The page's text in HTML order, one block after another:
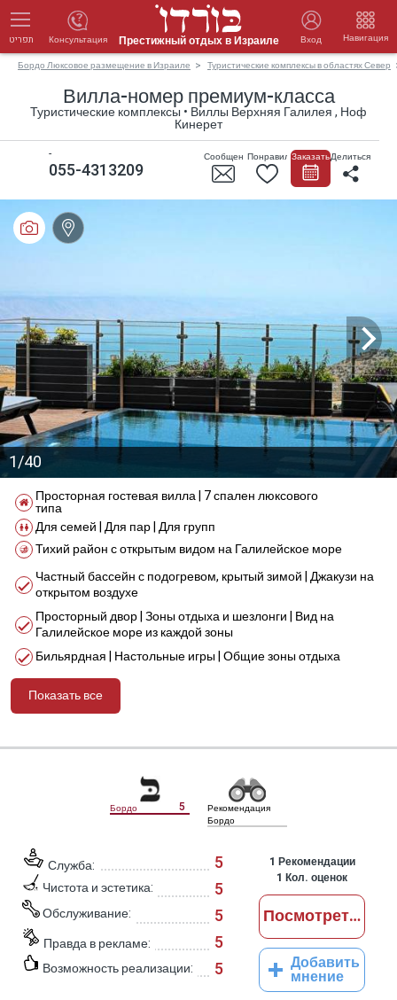
תפריט Престижный отдых в Израиле Вход Навигация
Консультация
Бордо Люксовое размещение в Израиле Туристические комплексы в областях Север
Вилла-номер премиум-класса
Туристические комплексы • Виллы Верхняя Галилея , Ноф
Кинерет
Делиться
СообщениеПонравилосьЗаказать
055-4313209
-
1/40
Просторная гостевая вилла | 7 спален люксового
типа
Для семей | Для пар | Для групп
Тихий район с открытым видом на Галилейское море
Частный бассейн с подогревом, крытый зимой | Джакузи на
открытом воздухе
Просторный двор | Зоны отдыха и шезлонги | Вид на
Галилейское море из каждой зоны
Бильярдная | Настольные игры | Общие зоны отдыха
Показать все
Бордо 5
Рекомендация
Бордо
Служба: 5
Чистота и эстетика: 5
Обслуживание: 5
Правда в рекламе: 5
Возможность реализации: 5
1 Рекомендации
1 Кол. оценок
Посмотреть
Добавить
мнение